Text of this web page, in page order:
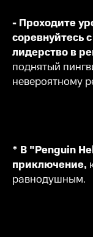
- Проходите
соревнуйтесь
лидерство в
поднятый
невероятному
* В "Penguin
приключение,
равнодушным.